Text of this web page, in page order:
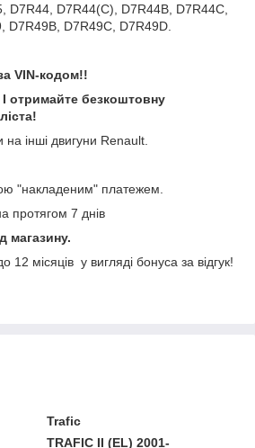
D7R44, D7R44(C), D7R44B, D7R44C,
D7R49B, D7R49C, D7R49D.
VIN-кодом!!
отримайте безкоштовну
на інші двигуни Renault.
"накладеним" платежем.
протягом 7 днів
магазину.
місяців у вигляді бонуса за відгук!
Trafic
TRAFIC II (EL) 2001-